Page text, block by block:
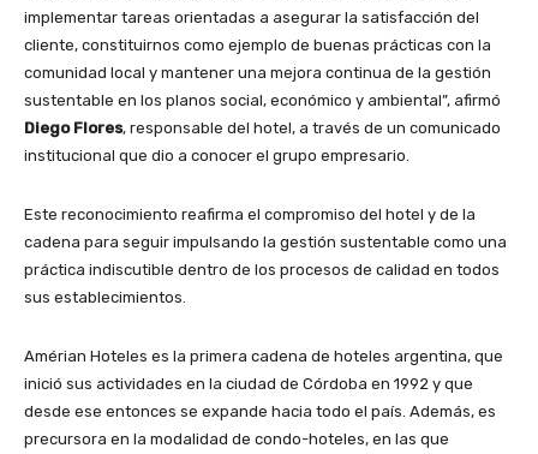
implementar tareas orientadas a asegurar la satisfacción del
cliente, constituirnos como ejemplo de buenas prácticas con la
comunidad local y mantener una mejora continua de la gestión
sustentable en los planos social, económico y ambiental”, afirmó
Diego Flores, responsable del hotel, a través de un comunicado
institucional que dio a conocer el grupo empresario.
Este reconocimiento reafirma el compromiso del hotel y de la
cadena para seguir impulsando la gestión sustentable como una
práctica indiscutible dentro de los procesos de calidad en todos
sus establecimientos.
Amérian Hoteles es la primera cadena de hoteles argentina, que
inició sus actividades en la ciudad de Córdoba en 1992 y que
desde ese entonces se expande hacia todo el país. Además, es
precursora en la modalidad de condo-hoteles, en las que